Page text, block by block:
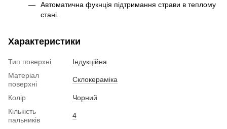
Автоматична фукнція підтримання страви в теплому
стані.
Характеристики
Тип поверхні
Індукційна
Матеріал
поверхні
Склокераміка
Колір
Чорний
Кількість
пальників
4